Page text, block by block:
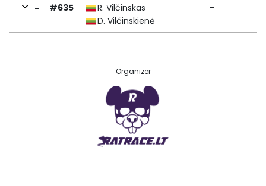
- #635
R. Vilčinskas
D. Vilčinskienė
-
Organizer